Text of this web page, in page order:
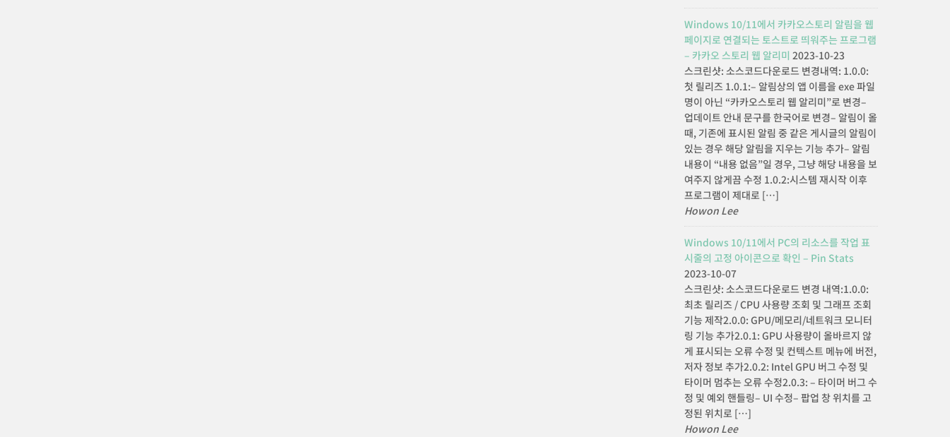
Windows 10/11에서 카카오스토리 알림을 웹
페이지로 연결되는 토스트로 띄워주는 프로그램
– 카카오 스토리 웹 알리미 2023-10-23
스크린샷: 소스코드다운로드 변경내역: 1.0.0:
첫 릴리즈 1.0.1:– 알림상의 앱 이름을 exe 파일
명이 아닌 “카카오스토리 웹 알리미”로 변경–
업데이트 안내 문구를 한국어로 변경– 알림이 올
때, 기존에 표시된 알림 중 같은 게시글의 알림이
있는 경우 해당 알림을 지우는 기능 추가– 알림
내용이 “내용 없음”일 경우, 그냥 해당 내용을 보
여주지 않게끔 수정 1.0.2:시스템 재시작 이후
프로그램이 제대로 […]
Howon Lee
Windows 10/11에서 PC의 리소스를 작업 표
시줄의 고정 아이콘으로 확인 – Pin Stats
2023-10-07
스크린샷: 소스코드다운로드 변경 내역:1.0.0:
최초 릴리즈 / CPU 사용량 조회 및 그래프 조회
기능 제작2.0.0: GPU/메모리/네트워크 모니터
링 기능 추가2.0.1: GPU 사용량이 올바르지 않
게 표시되는 오류 수정 및 컨텍스트 메뉴에 버전,
저자 정보 추가2.0.2: Intel GPU 버그 수정 및
타이머 멈추는 오류 수정2.0.3: – 타이머 버그 수
정 및 예외 핸들링– UI 수정– 팝업 창 위치를 고
정된 위치로 […]
Howon Lee